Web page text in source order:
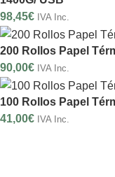
98,45€ IVA Inc.
200 Rollos Papel
90,00€ IVA Inc.
100 Rollos Papel
41,00€ IVA Inc.